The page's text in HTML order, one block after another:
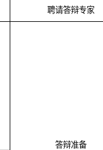
聘请答辩专家
答辩准备